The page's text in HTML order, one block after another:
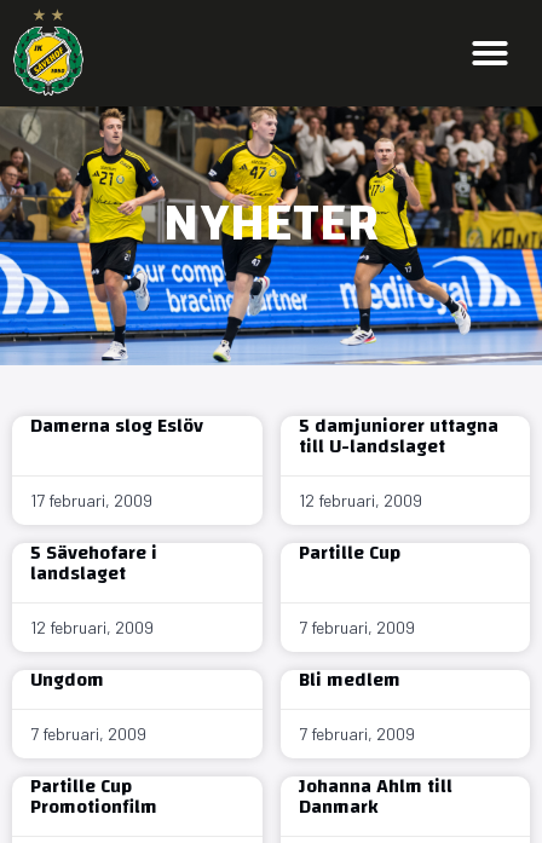
NYHETER
Damerna slog Eslöv
17 februari, 2009
5 damjuniorer uttagna
till U-landslaget
12 februari, 2009
5 Sävehofare i
landslaget
12 februari, 2009
Partille Cup
7 februari, 2009
Ungdom
7 februari, 2009
Bli medlem
7 februari, 2009
Partille Cup
Promotionfilm
Johanna Ahlm till
Danmark